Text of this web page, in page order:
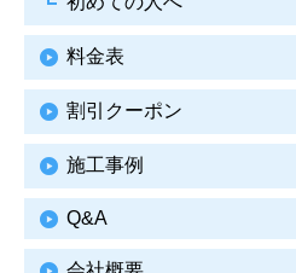
料金表
割引クーポン
施工事例
Q&A